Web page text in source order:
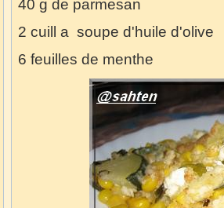
40 g de parmesan
2 cuill a soupe d'huile d'olive
6 feuilles de menthe